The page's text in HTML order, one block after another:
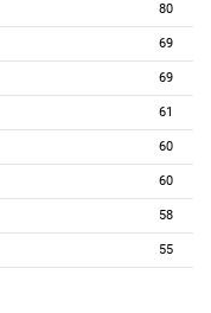
80
69
69
61
60
60
58
55